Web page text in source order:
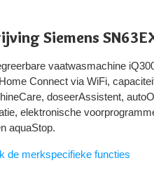
Siemens
vaatwasmachine
Connect via WiFi,
doseerAssistent,
elektronische
aquaStop.
de merkspecifieke functies